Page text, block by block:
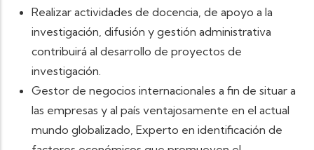
Realizar actividades de docencia, de apoyo a la
investigación, difusión y gestión administrativa
contribuirá al desarrollo de proyectos de
investigación.
Gestor de negocios internacionales a fin de situar a
las empresas y al país ventajosamente en el actual
mundo globalizado, Experto en identificación de